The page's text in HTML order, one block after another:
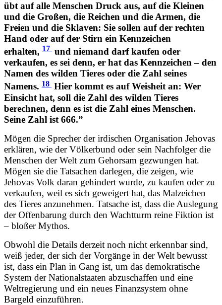
übt auf alle Menschen Druck aus, auf die Kleinen
und die Großen, die Reichen und die Armen, die
Freien und die Sklaven: Sie sollen auf der rechten
Hand oder auf der Stirn ein Kennzeichen
erhalten, 17 und niemand darf kaufen oder
verkaufen, es sei denn, er hat das Kennzeichen – den
Namen des wilden Tieres oder die Zahl seines
Namens. 18 Hier kommt es auf Weisheit an: Wer
Einsicht hat, soll die Zahl des wilden Tieres
berechnen, denn es ist die Zahl eines Menschen.
Seine Zahl ist 666.”
Mögen die Sprecher der irdischen Organisation Jehovas
erklären, wie der Völkerbund oder sein Nachfolger die
Menschen der Welt zum Gehorsam gezwungen hat.
Mögen sie die Tatsachen darlegen, die zeigen, wie
Jehovas Volk daran gehindert wurde, zu kaufen oder zu
verkaufen, weil es sich geweigert hat, das Malzeichen
des Tieres anzunehmen. Tatsache ist, dass die Auslegung
der Offenbarung durch den Wachtturm reine Fiktion ist
– bloßer Mythos.
Obwohl die Details derzeit noch nicht erkennbar sind,
weiß jeder, der sich der Vorgänge in der Welt bewusst
ist, dass ein Plan in Gang ist, um das demokratische
System der Nationalstaaten abzuschaffen und eine
Weltregierung und ein neues Finanzsystem ohne
Bargeld einzuführen.